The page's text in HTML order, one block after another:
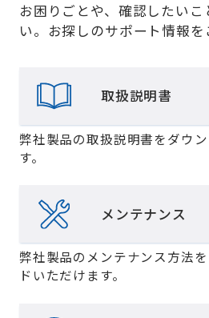
お困りごとや、確認したいこ
い。お探しのサポート情報を
取扱説明書
弊社製品の取扱説明書をダウ
す。
メンテナンス
弊社製品のメンテナンス方法
ドいただけます。